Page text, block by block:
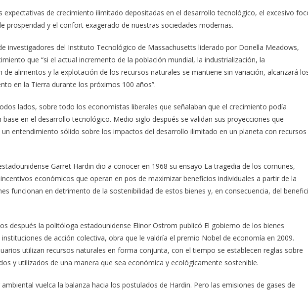
expectativas de crecimiento ilimitado depositadas en el desarrollo tecnológico, el excesivo
prosperidad y el confort exagerado de nuestras sociedades modernas.
investigadores del Instituto Tecnológico de Massachusetts liderado por Donella Meadows,
que “si el actual incremento de la población mundial, la industrialización, la
alimentos y la explotación de los recursos naturales se mantiene sin variación, alcanzará
en la Tierra durante los próximos 100 años”.
lados, sobre todo los economistas liberales que señalaban que el crecimiento podía
en el desarrollo tecnológico. Medio siglo después se validan sus proyecciones que
entendimiento sólido sobre los impactos del desarrollo ilimitado en un planeta con recursos
Garret Hardin dio a conocer en 1968 su ensayo La tragedia de los comunes,
económicos que operan en pos de maximizar beneficios individuales a partir de la
funcionan en detrimento de la sostenibilidad de estos bienes y, en consecuencia, del
después la politóloga estadounidense Elinor Ostrom publicó El gobierno de los bienes
de acción colectiva, obra que le valdría el premio Nobel de economía en 2009.
utilizan recursos naturales en forma conjunta, con el tiempo se establecen reglas sobre
y utilizados de una manera que sea económica y ecológicamente sostenible.
vuelca la balanza hacia los postulados de Hardin. Pero las emisiones de gases de